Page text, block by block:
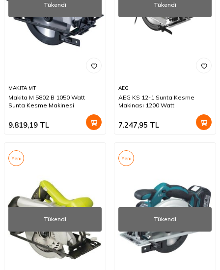
Tükendi
MAKITA MT
Makita M 5802 B 1050 Watt
Sunta Kesme Makinesi
9.819,19 TL
Tükendi
AEG
AEG KS 12-1 Sunta Kesme
Makinası 1200 Watt
7.247,95 TL
Yeni
Tükendi
Yeni
Tükendi